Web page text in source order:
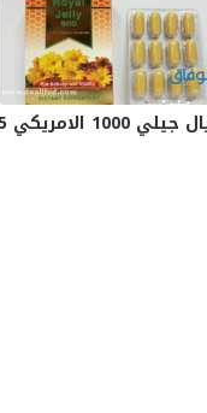
1000 الامريكي 5